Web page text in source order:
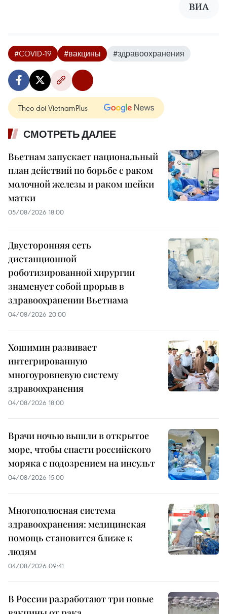
ВИА
#COVID-19 #вакцины #здравоохранения
Theo dõi VietnamPlus
СМОТРЕТЬ ДАЛЕЕ
Вьетнам запускает национальный
план действий по борьбе с раком
молочной железы и раком шейки
матки
05/08/2026 18:00
Двусторонняя сеть
дистанционной
роботизированной хирургии
знаменует собой прорыв в
здравоохранении Вьетнама
04/08/2026 20:00
Хошимин развивает
интегрированную
многоуровневую систему
здравоохранения
04/08/2026 18:00
Врачи ночью вышли в открытое
море, чтобы спасти российского
моряка с подозрением на инсульт
04/08/2026 15:00
Многополюсная система
здравоохранения: медицинская
помощь становится ближе к
людям
04/08/2026 09:41
В России разработают три новые